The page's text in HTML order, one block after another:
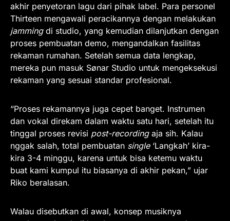
akhir penyetoran lagu dari pihak label. Para personel
Thirteen mengawali peracikannya dengan melakukan
jammingdi studio, yang kemudian dilanjutkan dengan
proses pembuatan demo, mengandalkan fasilitas
rekaman rumahan. Setelah semua data lengkap,
mereka pun masuk Sønar Studio untuk mengeksekusi
rekaman yang sesuai standar profesional.
“Proses rekamannya juga cepet banget. Instrumen
dan vokal direkam dalam waktu satu hari, setelah itu
tinggal proses revisi post-recordingaja sih. Kalau
nggak salah, total pembuatan single‘Langkah’ kira-
kira 3-4 minggu, karena untuk bisa ketemu waktu
buat kami kumpul itu biasanya di akhir pekan,” ujar
Riko beralasan.
Walau disebutkan di awal, konsep musiknya